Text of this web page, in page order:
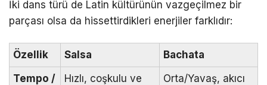
İki dans türü de Latin kültürünün vazgeçilmez bir
parçası olsa da hissettirdikleri enerjiler farklıdır:
Özellik Salsa
Bachata
Tempo /
Hızlı, coşkulu ve
Orta/Yavaş, akıcı